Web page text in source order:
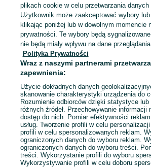
Mapa kategorii
Mapa miejscowości
plikach cookie w celu przetwarzania danych
Użytkownik może zaakceptować wybory
klikając poniżej lub w dowolnym momencie
prywatności. Te wybory będą
nie będą miały wpływu na dane
Polityka Prywatności
Wraz z naszymi partnerami
zapewnienia:
Użycie dokładnych danych
skanowanie charakterystyki urządzenia do
Rozumienie odbiorców dzięki statystyce
różnych źródeł. Przechowywanie informacji
dostęp do nich. Pomiar efektywności
usług. Tworzenie profili w celu
profili w celu spersonalizowanych reklam.
ograniczonych danych do wyboru reklam.
ograniczonych danych do wyboru treści.
treści. Wykorzystanie profili do wyboru
Wykorzystywanie profili w celu doboru